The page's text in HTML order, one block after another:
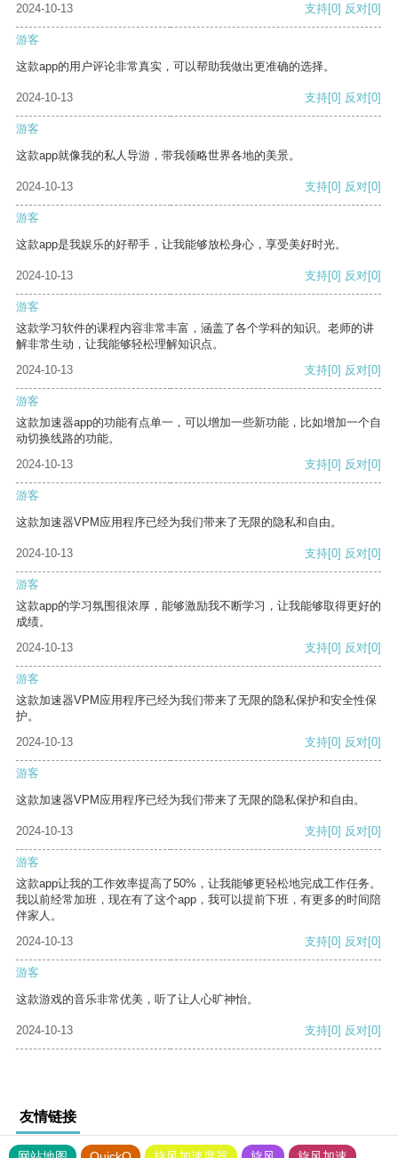
2024-10-13
支持[0] 反对[0]
游客
这款app的用户评论非常真实，可以帮助我做出更准确的选择。
2024-10-13 支持[0] 反对[0]
游客
这款app就像我的私人导游，带我领略世界各地的美景。
2024-10-13 支持[0] 反对[0]
游客
这款app是我娱乐的好帮手，让我能够放松身心，享受美好时光。
2024-10-13 支持[0] 反对[0]
游客
这款学习软件的课程内容非常丰富，涵盖了各个学科的知识。老师的讲
解非常生动，让我能够轻松理解知识点。
2024-10-13
支持[0] 反对[0]
游客
这款加速器app的功能有点单一，可以增加一些新功能，比如增加一个自
动切换线路的功能。
2024-10-13
支持[0] 反对[0]
游客
这款加速器VPM应用程序已经为我们带来了无限的隐私和自由。
2024-10-13 支持[0] 反对[0]
游客
这款app的学习氛围很浓厚，能够激励我不断学习，让我能够取得更好的
成绩。
2024-10-13
支持[0] 反对[0]
游客
这款加速器VPM应用程序已经为我们带来了无限的隐私保护和安全性保
护。
2024-10-13
支持[0] 反对[0]
游客
这款加速器VPM应用程序已经为我们带来了无限的隐私保护和自由。
2024-10-13 支持[0] 反对[0]
游客
这款app让我的工作效率提高了50%，让我能够更轻松地完成工作任务。
我以前经常加班，现在有了这个app，我可以提前下班，有更多的时间陪
伴家人。
2024-10-13
支持[0] 反对[0]
游客
这款游戏的音乐非常优美，听了让人心旷神怡。
2024-10-13 支持[0] 反对[0]
友情链接